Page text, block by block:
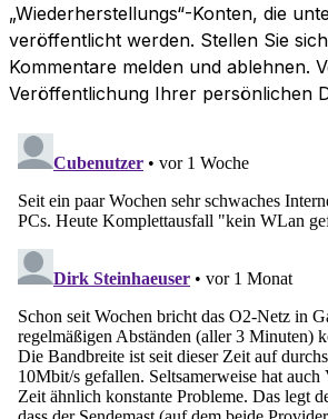
„Wiederherstellungs“-Konten, die
veröffentlicht werden. Stellen Sie
Kommentare melden und ablehnen.
Veröffentlichung Ihrer persönlichen